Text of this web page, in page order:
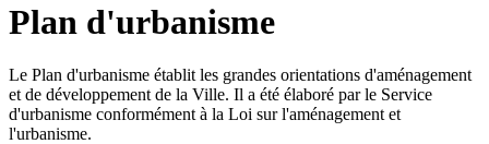
Plan d'urbanisme
Le Plan d'urbanisme établit les grandes orientations d'aménagement
et de développement de la Ville. Il a été élaboré par le Service
d'urbanisme conformément à la Loi sur l'aménagement et
l'urbanisme.